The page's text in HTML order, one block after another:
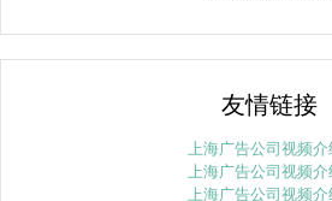
友情链接
上海广告公司视频介
上海广告公司视频介
上海广告公司视频介